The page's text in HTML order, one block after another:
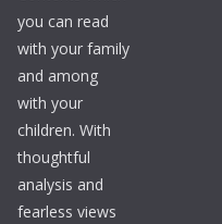
you can read
with your family
and among
with your
children. With
thoughtful
analysis and
fearless views